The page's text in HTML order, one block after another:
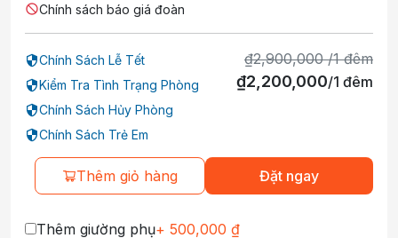
Chính sách báo giá đoàn
Chính Sách Lễ Tết
Kiểm Tra Tình Trạng Phòng
Chính Sách Hủy Phòng
Chính Sách Trẻ Em
₫2,900,000 /1 đêm
₫2,200,000/1 đêm
Thêm giỏ hàng Đặt ngay
Thêm giường phụ+ 500,000 ₫